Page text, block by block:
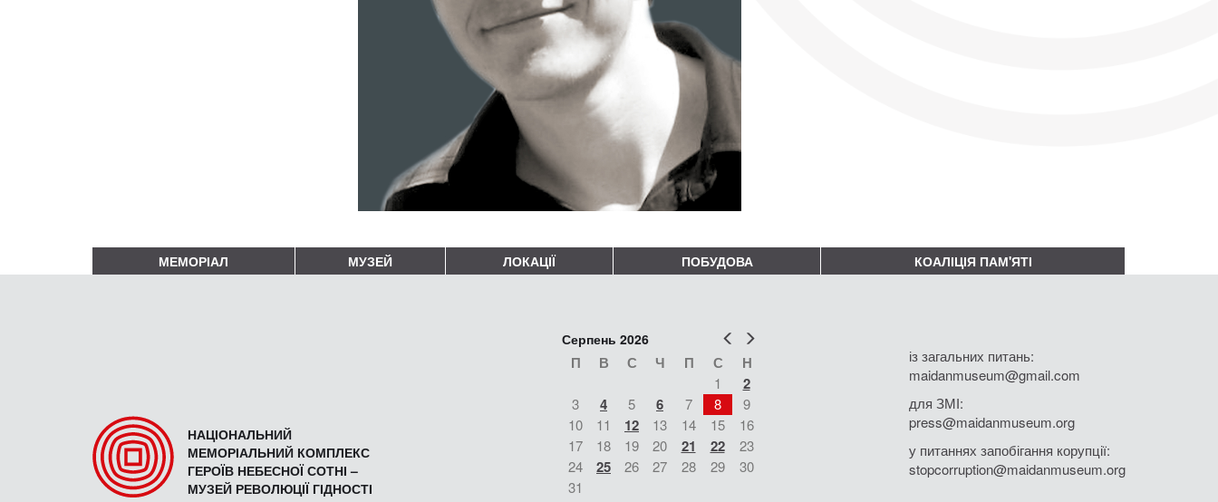
МЕМОРІАЛ МУЗЕЙ ЛОКАЦІЇ ПОБУДОВА КОАЛІЦІЯ ПАМ'ЯТІ
НАЦІОНАЛЬНИЙ
МЕМОРІАЛЬНИЙ КОМПЛЕКС
ГЕРОЇВ НЕБЕСНОЇ СОТНІ –
МУЗЕЙ РЕВОЛЮЦІЇ ГІДНОСТІ
Попер
Серпень 2026
П В С Ч П С Н
1 2
3 4 5 6 7 8
9
10
11 12 13 14 15
16
17
18 19 20 21 22
23
24
25 26 27 28 29
30
31
із загальних питань:
maidanmuseum@gmail.com
для ЗМІ:
press@maidanmuseum.org
у питаннях запобігання корупції:
stopcorruption@maidanmuseum.org